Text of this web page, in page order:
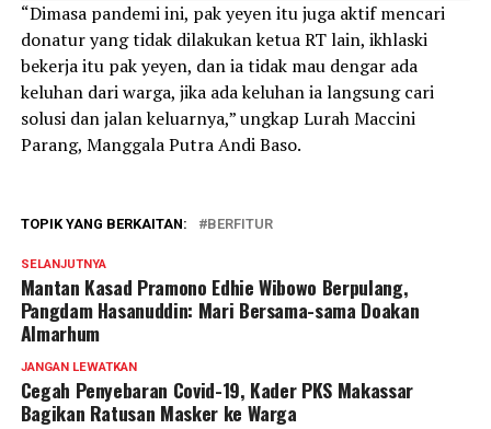
“Dimasa pandemi ini, pak yeyen itu juga aktif mencari
donatur yang tidak dilakukan ketua RT lain, ikhlaski
bekerja itu pak yeyen, dan ia tidak mau dengar ada
keluhan dari warga, jika ada keluhan ia langsung cari
solusi dan jalan keluarnya,” ungkap Lurah Maccini
Parang, Manggala Putra Andi Baso.
TOPIK YANG BERKAITAN: BERFITUR
SELANJUTNYA
Mantan Kasad Pramono Edhie Wibowo Berpulang,
Pangdam Hasanuddin: Mari Bersama-sama Doakan
Almarhum
JANGAN LEWATKAN
Cegah Penyebaran Covid-19, Kader PKS Makassar
Bagikan Ratusan Masker ke Warga